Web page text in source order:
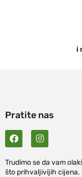
i
Pratite nas
Trudimo se da vam
što prihvaljivijih cijena.